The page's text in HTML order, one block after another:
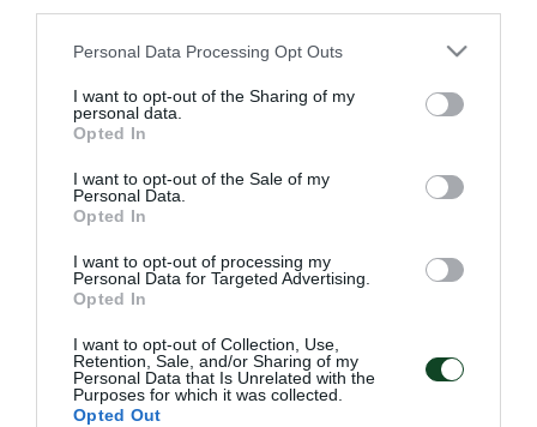
Please note that this website/app uses one or more Google
not limited to your visit or usage behaviour. You may click to
grant or deny consent to Google and its third-party tags to
use your data for below specified purposes in below Google
consent section.
Personal Data Processing Opt Outs
I want to opt-out of the Sharing of my
personal data.
Opted In
I want to opt-out of the Sale of my
Personal Data.
Opted In
I want to opt-out of processing my
Personal Data for Targeted Advertising.
Opted In
I want to opt-out of Collection, Use,
Retention, Sale, and/or Sharing of my
Personal Data that Is Unrelated with the
Purposes for which it was collected.
Opted Out
ημέρα της Superleague στον αγώνα Λεβαδειακός –
Παναθηναϊκός. Τέλος, μετά την ολοκλήρωση των
ιατρικών εξετάσεων στις οποίες υποβλήθηκε ο
Ζιλμπέρτο Σίλβα, διαπιστώθηκε ότι ο Βραζιλιάνος
στο υπακάνθιο μυ του αριστερού του χεριού, και θα
ακολουθήσει συντηρητική αγωγή.
ΑΓΩΝΙΣΤΙΚΑ